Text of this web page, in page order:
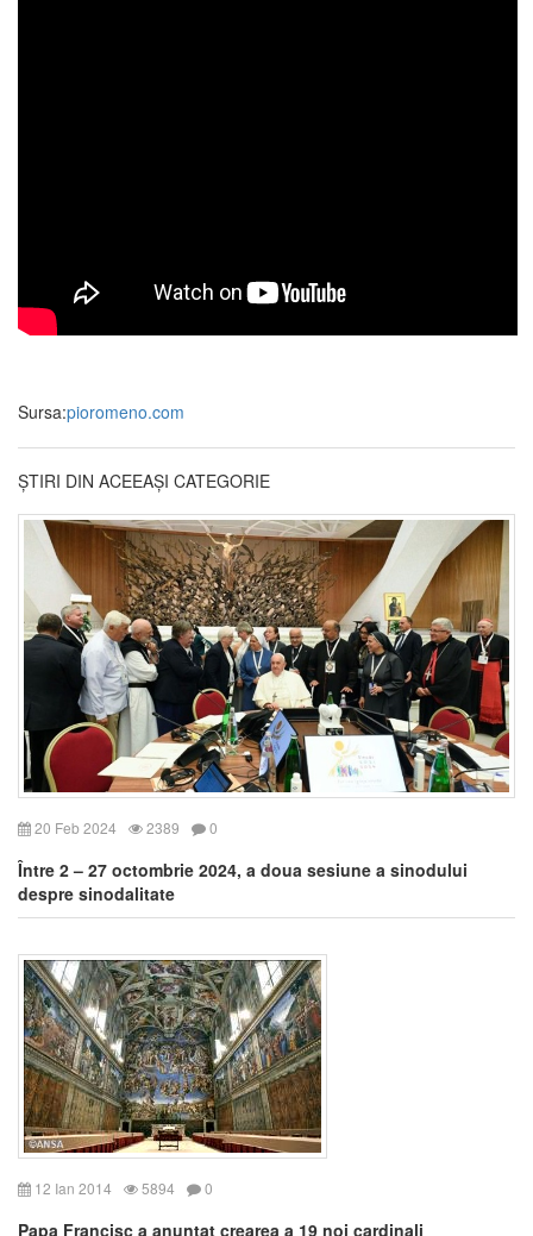
Sursa:pioromeno.com
ȘTIRI DIN ACEEAȘI CATEGORIE
20 Feb 2024 2389 0
Între 2 – 27 octombrie 2024, a doua sesiune a sinodului
despre sinodalitate
12 Ian 2014 5894 0
Papa Francisc a anunţat crearea a 19 noi cardinali